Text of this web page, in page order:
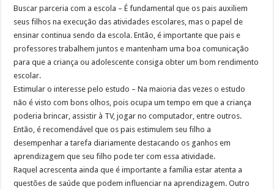
Buscar parceria com a escola – É fundamental que os pais auxiliem
seus filhos na execução das atividades escolares, mas o papel de
ensinar continua sendo da escola. Então, é importante que pais e
professores trabalhem juntos e mantenham uma boa comunicação
para que a criança ou adolescente consiga obter um bom rendimento
escolar.
Estimular o interesse pelo estudo – Na maioria das vezes o estudo
não é visto com bons olhos, pois ocupa um tempo em que a criança
poderia brincar, assistir à TV, jogar no computador, entre outros.
Então, é recomendável que os pais estimulem seu filho a
desempenhar a tarefa diariamente destacando os ganhos em
aprendizagem que seu filho pode ter com essa atividade.
Raquel acrescenta ainda que é importante a família estar atenta a
questões de saúde que podem influenciar na aprendizagem. Outro